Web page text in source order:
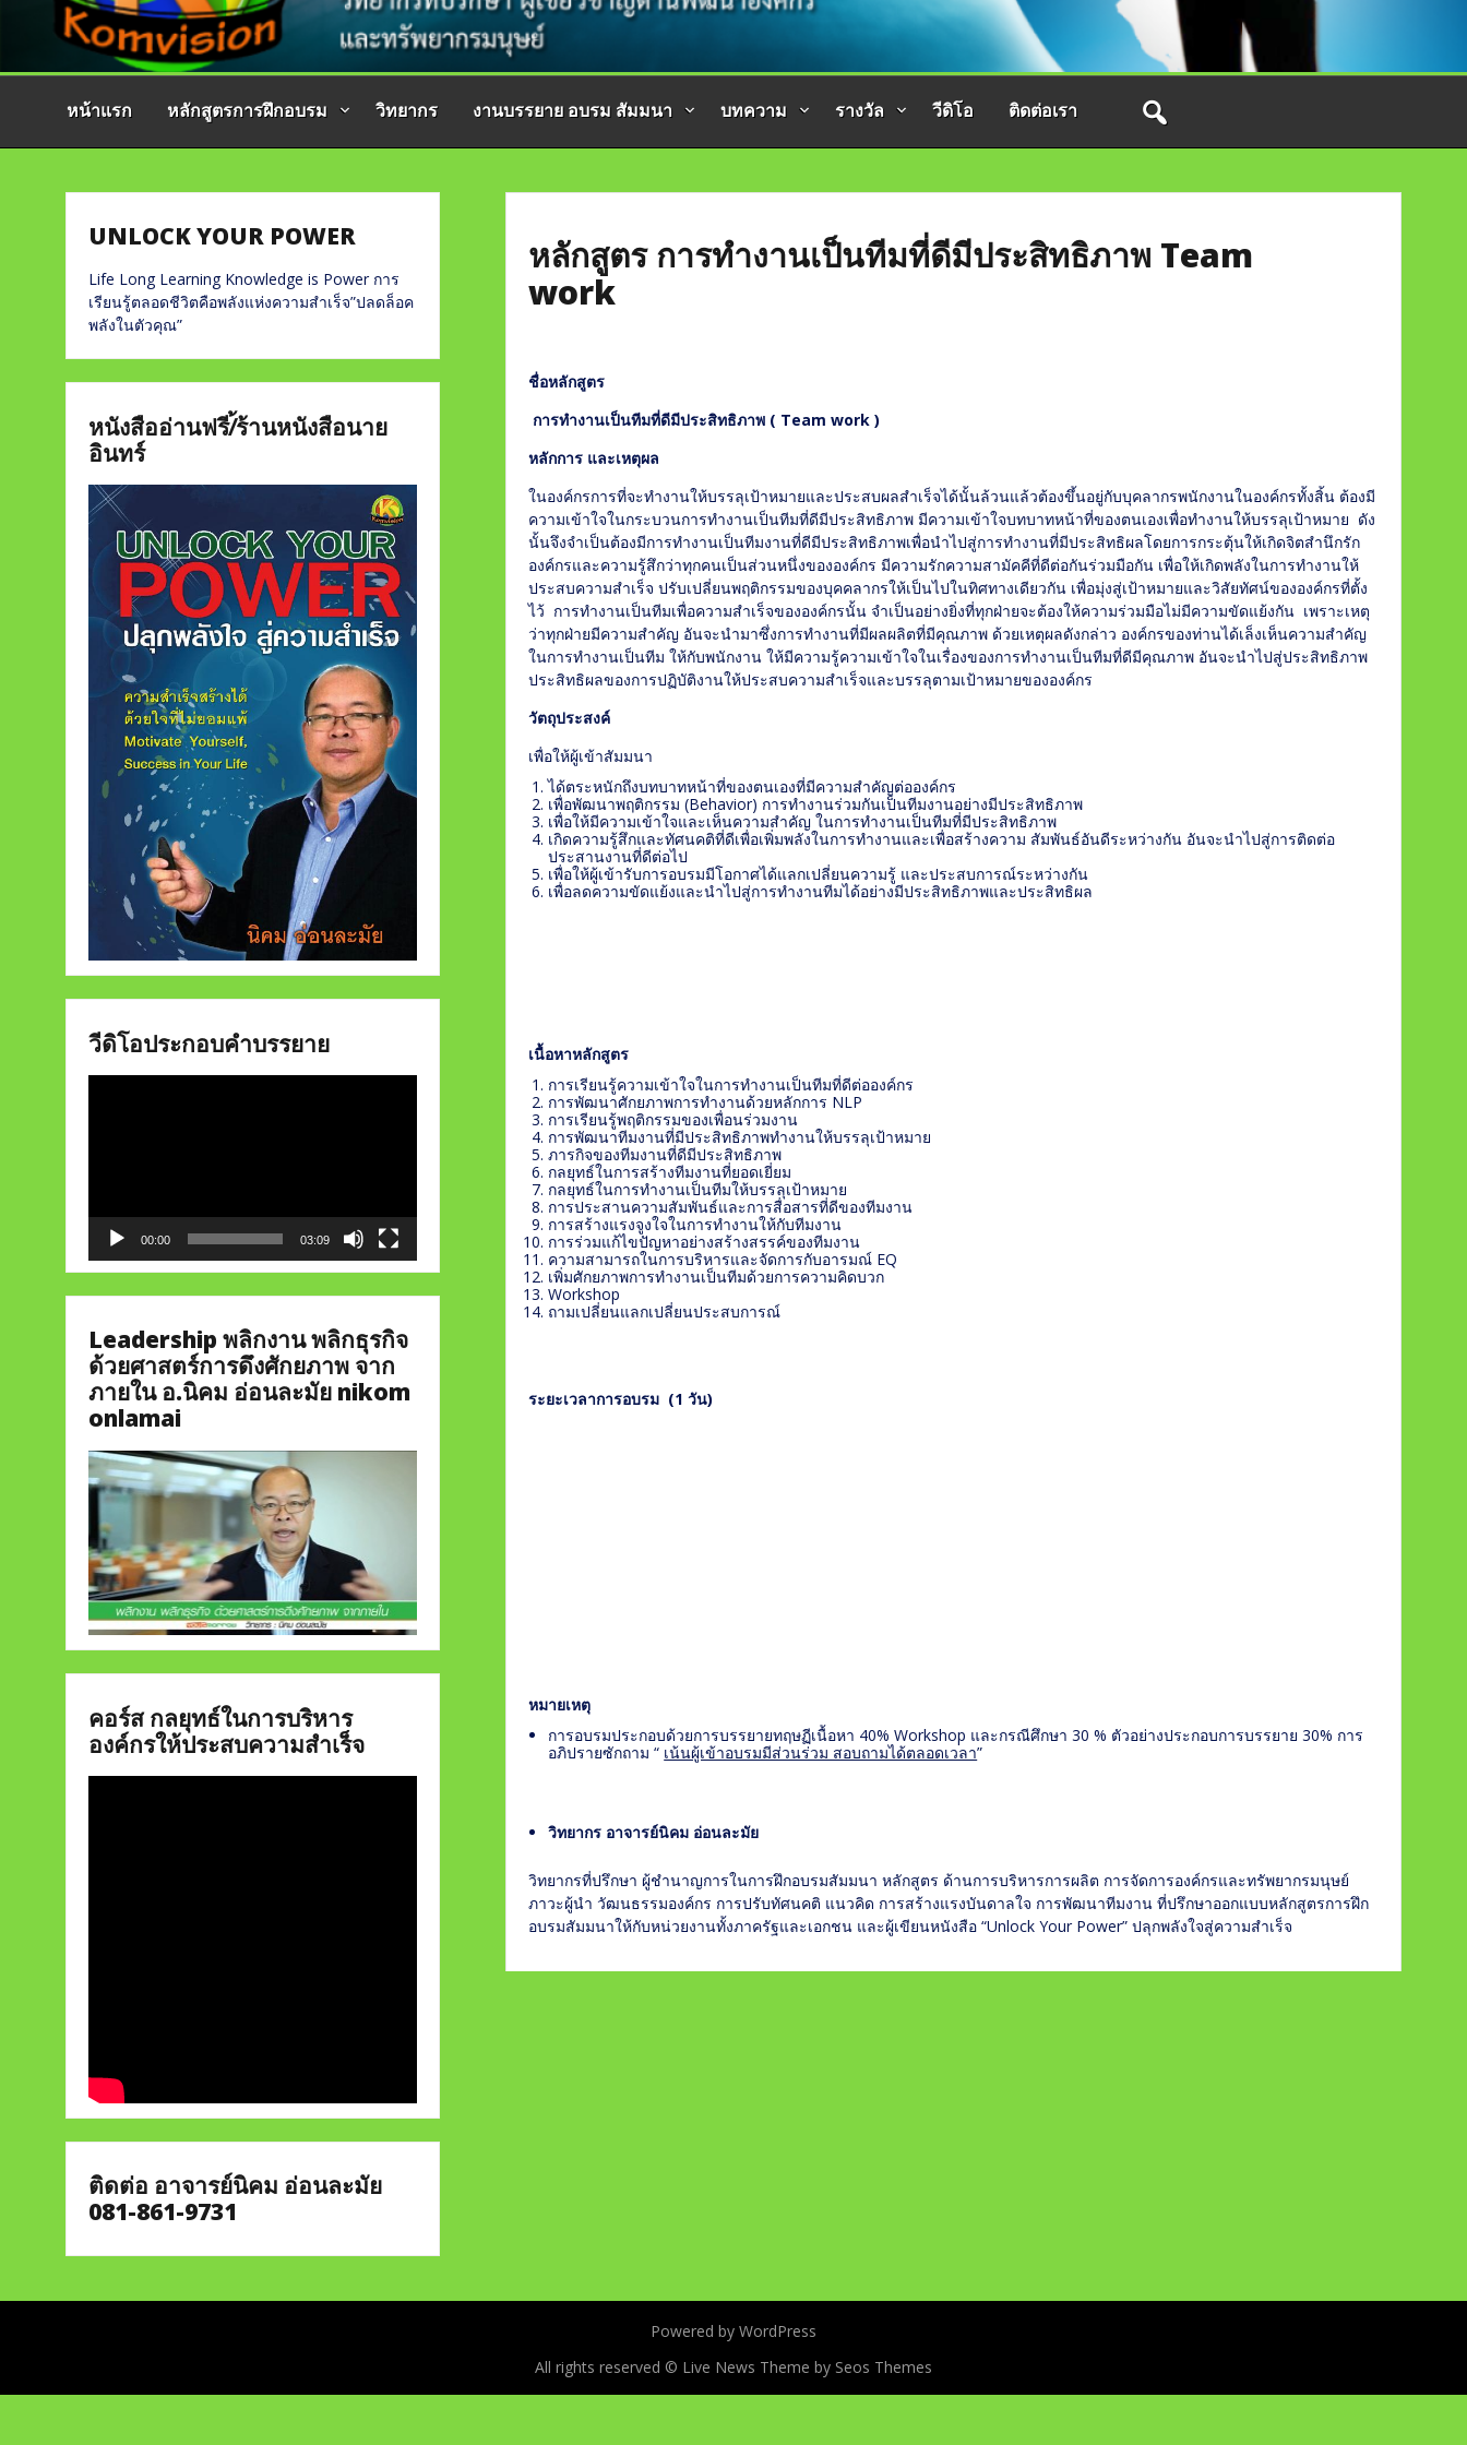
หน้าแรก หลักสูตรการฝึกอบรม วิทยากร งานบรรยาย อบรม สัมมนา บทความ รางวัล วีดิโอ ติดต่อเรา
หลักสูตร การทำงานเป็นทีมที่ดีมีประสิทธิภาพ Team
work
ชื่อหลักสูตร
การทำงานเป็นทีมที่ดีมีประสิทธิภาพ ( Team work )
หลักการ และเหตุผล
ในองค์กรการที่จะทำงานให้บรรลุเป้าหมายและประสบผลสำเร็จได้นั้นล้วนแล้วต้องขึ้นอยู่กับบุคลากรพนักงานในองค์กรทั้งสิ้น ต้องมี
ความเข้าใจในกระบวนการทำงานเป็นทีมที่ดีมีประสิทธิภาพ มีความเข้าใจบทบาทหน้าที่ของตนเองเพื่อทำงานให้บรรลุเป้าหมาย ดัง
นั้นจึงจำเป็นต้องมีการทำงานเป็นทีมงานที่ดีมีประสิทธิภาพเพื่อนำไปสู่การทำงานที่มีประสิทธิผลโดยการกระตุ้นให้เกิดจิตสำนึกรัก
องค์กรและความรู้สึกว่าทุกคนเป็นส่วนหนึ่งขององค์กร มีความรักความสามัคคีที่ดีต่อกันร่วมมือกัน เพื่อให้เกิดพลังในการทำงานให้
ประสบความสำเร็จ ปรับเปลี่ยนพฤติกรรมของบุคคลากรให้เป็นไปในทิศทางเดียวกัน เพื่อมุ่งสู่เป้าหมายและวิสัยทัศน์ขององค์กรที่ตั้ง
ไว้ การทำงานเป็นทีมเพื่อความสำเร็จขององค์กรนั้น จำเป็นอย่างยิ่งที่ทุกฝ่ายจะต้องให้ความร่วมมือไม่มีความขัดแย้งกัน เพราะเหตุ
ว่าทุกฝ่ายมีความสำคัญ อันจะนำมาซึ่งการทำงานที่มีผลผลิตที่มีคุณภาพ ด้วยเหตุผลดังกล่าว องค์กรของท่านได้เล็งเห็นความสำคัญ
ในการทำงานเป็นทีม ให้กับพนักงาน ให้มีความรู้ความเข้าใจในเรื่องของการทำงานเป็นทีมที่ดีมีคุณภาพ อันจะนำไปสู่ประสิทธิภาพ
ประสิทธิผลของการปฏิบัติงานให้ประสบความสำเร็จและบรรลุตามเป้าหมายขององค์กร
วัตถุประสงค์
เพื่อให้ผู้เข้าสัมมนา
ได้ตระหนักถึงบทบาทหน้าที่ของตนเองที่มีความสำคัญต่อองค์กร
เพื่อพัฒนาพฤติกรรม (Behavior) การทำงานร่วมกันเป็นทีมงานอย่างมีประสิทธิภาพ
เพื่อให้มีความเข้าใจและเห็นความสำคัญ ในการทำงานเป็นทีมที่มีประสิทธิภาพ
เกิดความรู้สึกและทัศนคติที่ดีเพื่อเพิ่มพลังในการทำงานและเพื่อสร้างความ สัมพันธ์อันดีระหว่างกัน อันจะนำไปสู่การติดต่อ
ประสานงานที่ดีต่อไป
เพื่อให้ผู้เข้ารับการอบรมมีโอกาศได้แลกเปลี่ยนความรู้ และประสบการณ์ระหว่างกัน
เพื่อลดความขัดแย้งและนำไปสู่การทำงานทีมได้อย่างมีประสิทธิภาพและประสิทธิผล
เนื้อหาหลักสูตร
การเรียนรู้ความเข้าใจในการทำงานเป็นทีมที่ดีต่อองค์กร
การพัฒนาศักยภาพการทำงานด้วยหลักการ NLP
การเรียนรู้พฤติกรรมของเพื่อนร่วมงาน
การพัฒนาทีมงานที่มีประสิทธิภาพทำงานให้บรรลุเป้าหมาย
ภารกิจของทีมงานที่ดีมีประสิทธิภาพ
กลยุทธ์ในการสร้างทีมงานที่ยอดเยี่ยม
กลยุทธ์ในการทำงานเป็นทีมให้บรรลุเป้าหมาย
การประสานความสัมพันธ์และการสื่อสารที่ดีของทีมงาน
การสร้างแรงจูงใจในการทำงานให้กับทีมงาน
การร่วมแก้ไขปัญหาอย่างสร้างสรรค์ของทีมงาน
ความสามารถในการบริหารและจัดการกับอารมณ์ EQ
เพิ่มศักยภาพการทำงานเป็นทีมด้วยการความคิดบวก
Workshop
ถามเปลี่ยนแลกเปลี่ยนประสบการณ์
ระยะเวลาการอบรม (1 วัน)
หมายเหตุ
การอบรมประกอบด้วยการบรรยายทฤษฏีเนื้อหา 40% Workshop และกรณีศึกษา 30 % ตัวอย่างประกอบการบรรยาย 30% การ
อภิปรายซักถาม “ เน้นผู้เข้าอบรมมีส่วนร่วม สอบถามได้ตลอดเวลา”
วิทยากร อาจารย์นิคม อ่อนละมัย
วิทยากรที่ปรึกษา ผู้ชำนาญการในการฝึกอบรมสัมมนา หลักสูตร ด้านการบริหารการผลิต การจัดการองค์กรและทรัพยากรมนุษย์
ภาวะผู้นำ วัฒนธรรมองค์กร การปรับทัศนคติ แนวคิด การสร้างแรงบันดาลใจ การพัฒนาทีมงาน ที่ปรึกษาออกแบบหลักสูตรการฝึก
อบรมสัมมนาให้กับหน่วยงานทั้งภาครัฐและเอกชน และผู้เขียนหนังสือ “Unlock Your Power” ปลุกพลังใจสู่ความสำเร็จ
UNLOCK YOUR POWER
Life Long Learning Knowledge is Power การ
เรียนรู้ตลอดชีวิตคือพลังแห่งความสำเร็จ”ปลดล็อค
พลังในตัวคุณ”
หนังสืออ่านฟรี/้ร้านหนังสือนาย
อินทร์
วีดิโอประกอบคำบรรยาย
00:00 03:09
Leadership พลิกงาน พลิกธุรกิจ
ด้วยศาสตร์การดึงศักยภาพ จาก
ภายใน อ.นิคม อ่อนละมัย nikom
onlamai
คอร์ส กลยุทธ์ในการบริหาร
องค์กรให้ประสบความสำเร็จ
ติดต่อ อาจารย์นิคม อ่อนละมัย
081-861-9731
Powered by WordPress
All rights reserved © Live News Theme by Seos Themes